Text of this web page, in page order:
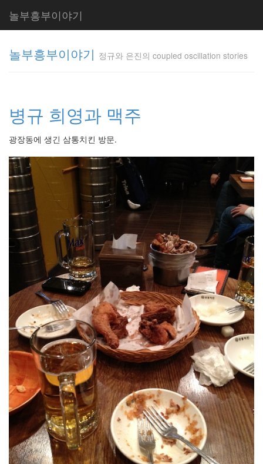
놀부흥부이야기
놀부흥부이야기 정규와 은진의 coupled oscillation stories
병규 희영과 맥주
광장동에 생긴 삼통치킨 방문.
coupled
oscillation
inureyes
Tag
Cloud
요
리
산
책
식
사
NCSL
행
커
피
연
실